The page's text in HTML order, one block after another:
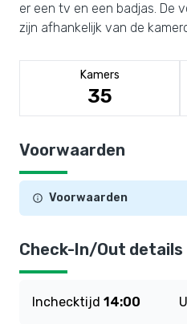
er een tv en een badjas. De
zijn afhankelijk van de
Kamers
35
Voorwaarden
Voorwaarden
Check-In/Out details
Inchecktijd 14:00